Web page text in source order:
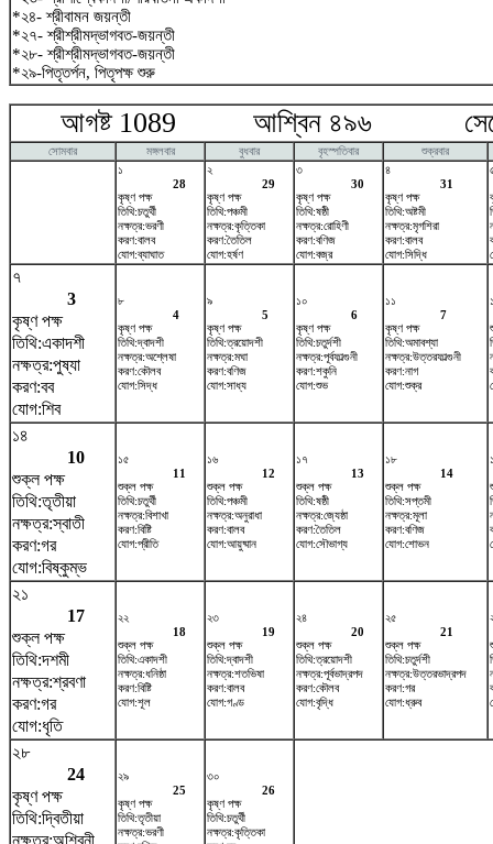
*২৪- শ্রীবামন জয়ন্তী
*২৭- শ্রীশ্রীমদ্ভাগবত-জয়ন্তী
*২৮- শ্রীশ্রীমদ্ভাগবত-জয়ন্তী
*২৯-পিতৃতর্পন, পিতৃপক্ষ শুরু
আগষ্ট 1089 আশ্বিন ৪৯৬
সোমবার মঙ্গলবার বুধবার বৃহস্পতিবার
শুক্রবার
১
28
কৃষ্ণ পক্ষ
তিথি:চতুর্থী
নক্ষত্র:ভরণী
করণ:বালব
যোগ:ব্যাঘাত
২
29
কৃষ্ণ পক্ষ
তিথি:পঞ্চমী
নক্ষত্র:কৃত্তিকা
করণ:তৈতিল
যোগ:হর্ষণ
৩
30
কৃষ্ণ পক্ষ
তিথি:ষষ্ঠী
নক্ষত্র:রোহিণী
করণ:বণিজ
যোগ:বজ্র
৪
31
কৃষ্ণ পক্ষ
তিথি:অষ্টমী
নক্ষত্র:মৃগশিরা
করণ:বালব
যোগ:সিদ্ধি
৭
3
কৃষ্ণ পক্ষ
তিথি:একাদশী
নক্ষত্র:পুষ্যা
করণ:বব
যোগ:শিব
৮
4
কৃষ্ণ পক্ষ
তিথি:দ্বাদশী
নক্ষত্র:অশ্লেষা
করণ:কৌলব
যোগ:সিদ্ধ
৯
5
কৃষ্ণ পক্ষ
তিথি:ত্রয়োদশী
নক্ষত্র:মঘা
করণ:বণিজ
যোগ:সাধ্য
১০
6
কৃষ্ণ পক্ষ
তিথি:চতুর্দশী
নক্ষত্র:পূর্বফাল্গুনী
করণ:শকুনি
যোগ:শুভ
১১
7
কৃষ্ণ পক্ষ
তিথি:অমাবশ্যা
নক্ষত্র:উত্তরফাল্গুনী
করণ:নাগ
যোগ:শুক্র
১৪
10
শুক্ল পক্ষ
তিথি:তৃতীয়া
নক্ষত্র:স্বাতী
করণ:গর
যোগ:বিষ্কুম্ভ
১৫
11
শুক্ল পক্ষ
তিথি:চতুর্থী
নক্ষত্র:বিশাখা
করণ:বিষ্টি
যোগ:প্রীতি
১৬
12
শুক্ল পক্ষ
তিথি:পঞ্চমী
নক্ষত্র:অনুরাধা
করণ:বালব
যোগ:আয়ুষ্মান
১৭
13
শুক্ল পক্ষ
তিথি:ষষ্ঠী
নক্ষত্র:জ্যেষ্ঠা
করণ:তৈতিল
যোগ:সৌভাগ্য
১৮
14
শুক্ল পক্ষ
তিথি:সপ্তমী
নক্ষত্র:মূলা
করণ:বণিজ
যোগ:শোভন
২১
17
শুক্ল পক্ষ
তিথি:দশমী
নক্ষত্র:শ্রবণা
করণ:গর
যোগ:ধৃতি
২২
18
শুক্ল পক্ষ
তিথি:একাদশী
নক্ষত্র:ধনিষ্ঠা
করণ:বিষ্টি
যোগ:শূল
২৩
19
শুক্ল পক্ষ
তিথি:দ্বাদশী
নক্ষত্র:শতভিষ‌া
করণ:বালব
যোগ:গণ্ড
২৪
20
শুক্ল পক্ষ
তিথি:ত্রয়োদশী
নক্ষত্র:পূর্বভাদ্রপদ
করণ:কৌলব
যোগ:বৃদ্ধি
২৫
21
শুক্ল পক্ষ
তিথি:চতুর্দশী
নক্ষত্র:উত্তরভাদ্রপদ
করণ:গর
যোগ:ধ্রুব
২৮
24
কৃষ্ণ পক্ষ
তিথি:দ্বিতীয়া
২৯
25
কৃষ্ণ পক্ষ
তিথি:তৃতীয়া
নক্ষত্র:ভরণী
৩০
26
কৃষ্ণ পক্ষ
তিথি:চতুর্থী
নক্ষত্র:কৃত্তিকা